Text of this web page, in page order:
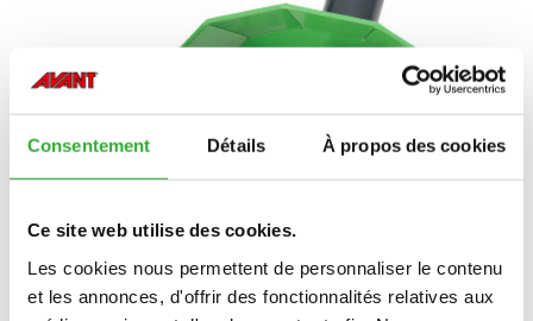
Consentement Détails À propos des cookies
Ce site web utilise des cookies.
Les cookies nous permettent de personnaliser le contenu
et les annonces, d'offrir des fonctionnalités relatives aux